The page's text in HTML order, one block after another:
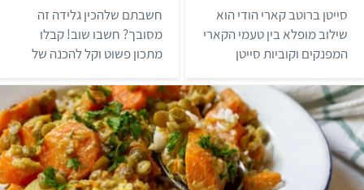
.
6
מ
ת
ו
סייטן ברוטב קארי הודי הוא
שילוב מופלא בין טעמי הקארי
המפנקים וקוביות סייטן
.
1
מ
ת
ו
חשבתם שלהכין גלידה זה
מסובך? חשבו שוב! קבלו
מתכון פשוט וקל להכנה של